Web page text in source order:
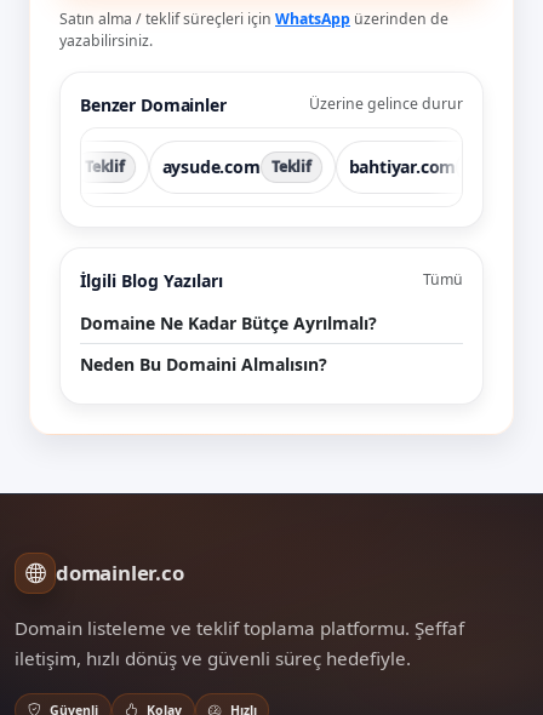
Satın alma / teklif süreçleri için WhatsApp üzerinden de
yazabilirsiniz.
Benzer Domainler Üzerine gelince durur
Teklif aysude.com Teklif bahtiyar.com Teklif
İlgili Blog Yazıları Tümü
Domaine Ne Kadar Bütçe Ayrılmalı?
Neden Bu Domaini Almalısın?
domainler.co
Domain listeleme ve teklif toplama platformu. Şeffaf
iletişim, hızlı dönüş ve güvenli süreç hedefiyle.
Güvenli Kolay Hızlı